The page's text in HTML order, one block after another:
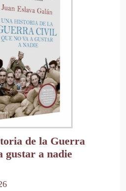
de la Guerra
gustar a nadie